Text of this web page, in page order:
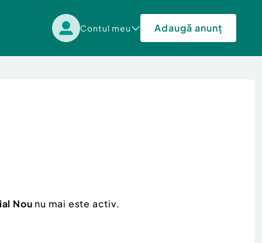
Contul meu Adaugă anunț
Nou nu mai este activ.